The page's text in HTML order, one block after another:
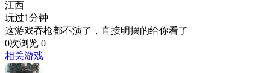
江西
玩过1分钟
这游戏吞枪都不演了，直接明摆的给你看了
0次浏览 0
相关游戏